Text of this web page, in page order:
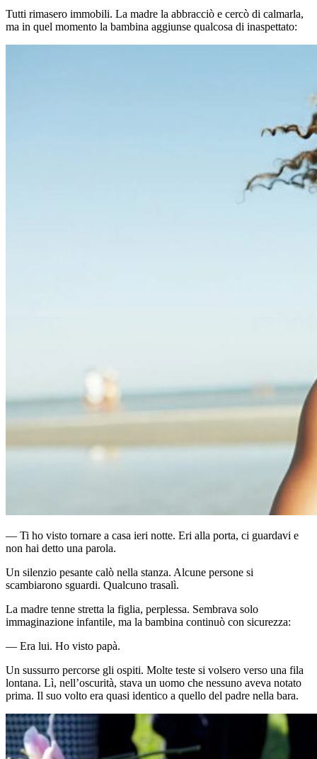
Tutti rimasero immobili. La madre la abbracciò e cercò di calmarla,
ma in quel momento la bambina aggiunse qualcosa di inaspettato:
— Ti ho visto tornare a casa ieri notte. Eri alla porta, ci guardavi e
non hai detto una parola.
Un silenzio pesante calò nella stanza. Alcune persone si
scambiarono sguardi. Qualcuno trasalì.
La madre tenne stretta la figlia, perplessa. Sembrava solo
immaginazione infantile, ma la bambina continuò con sicurezza:
— Era lui. Ho visto papà.
Un sussurro percorse gli ospiti. Molte teste si volsero verso una fila
lontana. Lì, nell’oscurità, stava un uomo che nessuno aveva notato
prima. Il suo volto era quasi identico a quello del padre nella bara.